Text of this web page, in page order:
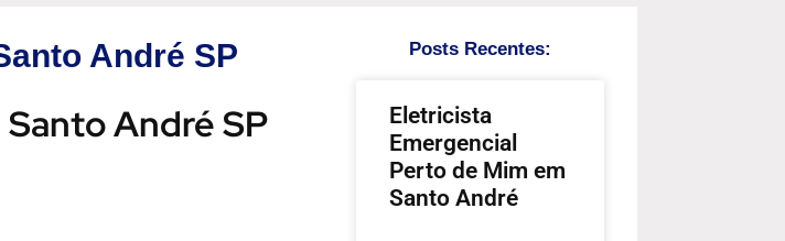
André SP
André SP
Posts Recentes:
Eletricista
Emergencial
Perto de Mim em
Santo André